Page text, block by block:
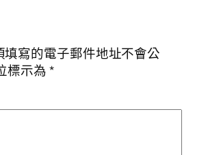
寫的電子郵件地址不會公
標示為*